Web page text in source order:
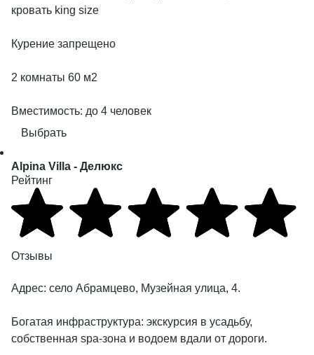
кровать king size
Курение запрещено
2 комнаты 60 м2
Вместимость: до 4 человек
Выбрать
Alpina Villa - Делюкс
Рейтинг
Отзывы
Адрес: село Абрамцево, Музейная улица, 4.
Богатая инфраструктура: экскурсия в усадьбу,
собственная spa-зона и водоем вдали от дороги.